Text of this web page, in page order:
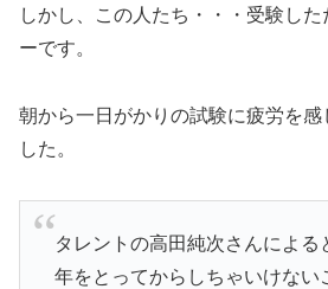
しかし、この人たち・・・受験し
ーです。
朝から一日がかりの試験に疲労を感
した。
タレントの高田純次さんによる
年をとってからしちゃいけない